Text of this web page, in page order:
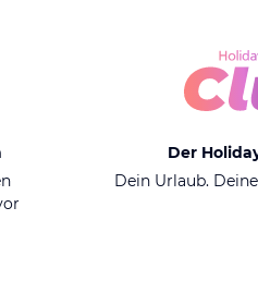
Der
Dein Urlaub.